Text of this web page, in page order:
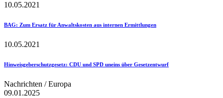
10.05.2021
BAG: Zum Ersatz für Anwaltskosten aus internen Ermittlungen
10.05.2021
Hinweisgeberschutzgesetz: CDU und SPD uneins über Gesetzentwurf
Nachrichten / Europa
09.01.2025